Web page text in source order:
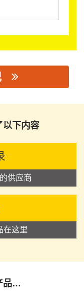
以下内容
供应商
在这里
品…